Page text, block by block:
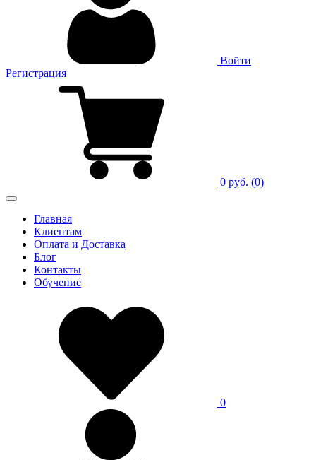
Войти
Регистрация
0 руб. (0)
Главная
Клиентам
Оплата и Доставка
Блог
Контакты
Обучение
0